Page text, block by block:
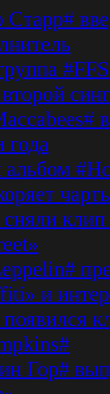
Старр#
года
клип
и
Гор#